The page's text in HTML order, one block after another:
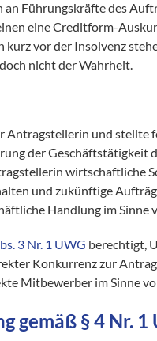
Führungskräfte des
eine Creditform-
kurz vor der Insolvenz
nicht der Wahrheit.
Antragstellerin und stellte
der
wirtschaftliche
und zukünftige
Handlung im Sinne
3 Nr. 1 UWG berechtigt,
Konkurrenz zur
Mitbewerber im Sinne
gemäß § 4 Nr. 1